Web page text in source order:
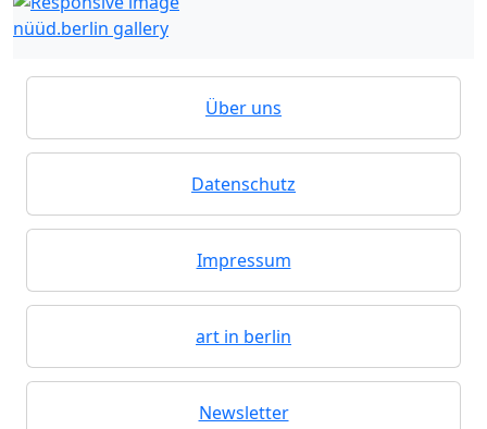
nüüd.berlin gallery
Über uns
Datenschutz
Impressum
art in berlin
Newsletter